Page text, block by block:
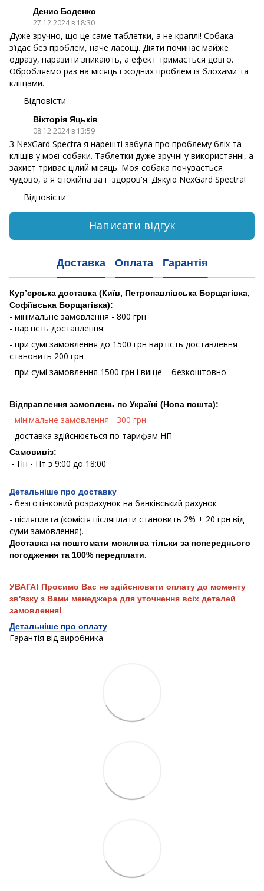
Денис Боденко
27.12.2024 в 18:30
Дуже зручно, що це саме таблетки, а не краплі! Собака
з’їдає без проблем, наче ласощі. Діяти починає майже
одразу, паразити зникають, а ефект тримається довго.
Обробляємо раз на місяць і жодних проблем із блохами та
кліщами.
Відповісти
Вікторія Яцьків
08.12.2024 в 13:59
З NexGard Spectra я нарешті забула про проблему бліх та
кліщів у моєї собаки. Таблетки дуже зручні у використанні, а
захист триває цілий місяць. Моя собака почувається
чудово, а я спокійна за її здоров'я. Дякую NexGard Spectra!
Відповісти
Написати відгук
Доставка Оплата Гарантія
Кур’єрська доставка (Київ, Петропавлівська Борщагівка,
Софіївська Борщагівка):
- мінімальне замовлення - 800 грн
- вартість доставлення:
- при сумі замовлення до 1500 грн вартість доставлення
становить 200 грн
- при сумі замовлення 1500 грн і вище – безкоштовно
Відправлення замовлень по Україні (Нова пошта):
- мінімальне замовлення - 300 грн
- доставка здійснюється по тарифам НП
Самовивіз:
- Пн - Пт з 9:00 до 18:00
Детальніше про доставку
- безготівковий розрахунок на банківський рахунок
- післяплата (комісія післяплати становить 2% + 20 грн від
суми замовлення).
Доставка на поштомати можлива тільки за попереднього
погодження та 100% передплати.
УВАГА! Просимо Вас не здійснювати оплату до моменту
зв'язку з Вами менеджера для уточнення всіх деталей
замовлення!
Детальніше про оплату
Гарантія від виробника